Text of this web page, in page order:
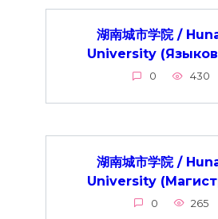
湖南城市学院 /
University
0 430
湖南城市学院 /
University
0 265